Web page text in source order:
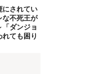
にされてい
不死王が
ダンジョ
ても困り